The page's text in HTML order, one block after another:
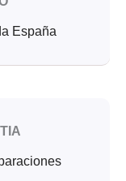
España